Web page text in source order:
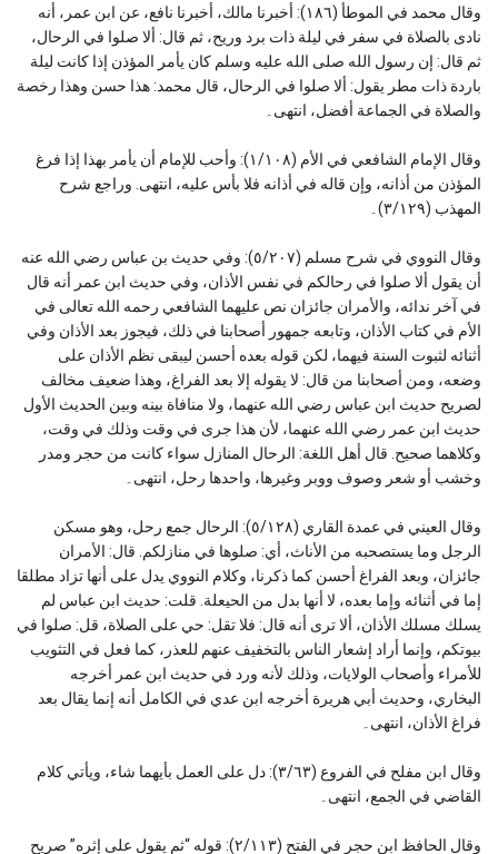
وقال محمد في الموطأ (١٨٦): أخبرنا مالك، أخبرنا نافع، عن ابن عمر، أنه
نادى بالصلاة في سفر في ليلة ذات برد وريح، ثم قال: ألا صلوا في الرحال،
ثم قال: إن رسول الله صلى الله عليه وسلم كان يأمر المؤذن إذا كانت ليلة
باردة ذات مطر يقول: ألا صلوا في الرحال، قال محمد: هذا حسن وهذا رخصة
والصلاة في الجماعة أفضل، انتهى۔
وقال الإمام الشافعي في الأم (١/١٠٨): وأحب للإمام أن يأمر بهذا إذا فرغ
المؤذن من أذانه، وإن قاله في أذانه فلا بأس عليه، انتهى. وراجع شرح
المهذب (٣/١٢٩)۔
وقال النووي في شرح مسلم (٥/٢٠٧): وفي حديث بن عباس رضي الله عنه
أن يقول ألا صلوا في رحالكم في نفس الأذان، وفي حديث ابن عمر أنه قال
في آخر ندائه، والأمران جائزان نص عليهما الشافعي رحمه الله تعالى في
الأم في كتاب الأذان، وتابعه جمهور أصحابنا في ذلك، فيجوز بعد الأذان وفي
أثنائه لثبوت السنة فيهما، لكن قوله بعده أحسن ليبقى نظم الأذان على
وضعه، ومن أصحابنا من قال: لا يقوله إلا بعد الفراغ، وهذا ضعيف مخالف
لصريح حديث ابن عباس رضي الله عنهما، ولا منافاة بينه وبين الحديث الأول
حديث ابن عمر رضي الله عنهما، لأن هذا جرى في وقت وذلك في وقت،
وكلاهما صحيح. قال أهل اللغة: الرحال المنازل سواء كانت من حجر ومدر
وخشب أو شعر وصوف ووبر وغيرها، واحدها رحل، انتهى۔
وقال العيني في عمدة القاري (٥/١٢٨): الرحال جمع رحل، وهو مسكن
الرجل وما يستصحبه من الأناث، أي: صلوها في منازلكم. قال: الأمران
جائزان، وبعد الفراغ أحسن كما ذكرنا، وكلام النووي يدل على أنها تزاد مطلقا
إما في أثنائه وإما بعده، لا أنها بدل من الحيعلة. قلت: حديث ابن عباس لم
يسلك مسلك الأذان، ألا ترى أنه قال: فلا تقل: حي على الصلاة، قل: صلوا في
بيوتكم، وإنما أراد إشعار الناس بالتخفيف عنهم للعذر، كما فعل في التثويب
للأمراء وأصحاب الولايات، وذلك لأنه ورد في حديث ابن عمر أخرجه
البخاري، وحديث أبي هريرة أخرجه ابن عدي في الكامل أنه إنما يقال بعد
فراغ الأذان، انتهى۔
وقال ابن مفلح في الفروع (٣/٦٣): دل على العمل بأيهما شاء، ويأتي كلام
القاضي في الجمع، انتهى۔
وقال الحافظ ابن حجر في الفتح (٢/١١٣): قوله “ثم يقول على إثره” صريح